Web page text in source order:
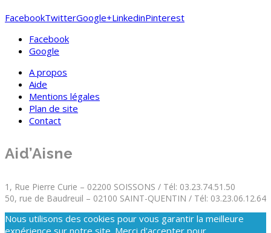
FacebookTwitterGoogle+LinkedinPinterest
Facebook
Google
A propos
Aide
Mentions légales
Plan de site
Contact
Aid’Aisne
1, Rue Pierre Curie – 02200 SOISSONS / Tél: 03.23.74.51.50
50, rue de Baudreuil – 02100 SAINT-QUENTIN / Tél: 03.23.06.12.64
Nous utilisons des cookies pour vous garantir la meilleure
expérience sur notre site. Merci d'accepter pour